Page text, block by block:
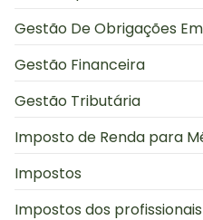
Gestão De Obrigações
Gestão Financeira
Gestão Tributária
Imposto de Renda para
Impostos
Impostos dos